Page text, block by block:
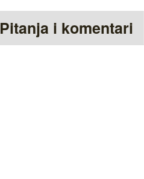
Pitanja i komentari